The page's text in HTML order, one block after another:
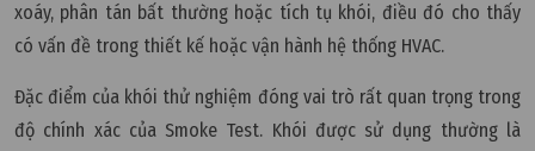
xoáy, phân tán bất thường hoặc tích tụ khói, điều đó cho thấy
có vấn đề trong thiết kế hoặc vận hành hệ thống HVAC.
Đặc điểm của khói thử nghiệm đóng vai trò rất quan trọng trong
độ chính xác của Smoke Test. Khói được sử dụng thường là